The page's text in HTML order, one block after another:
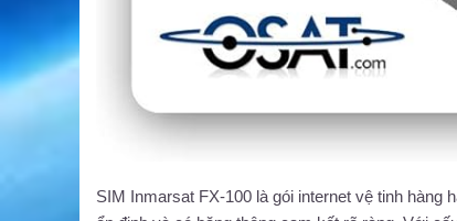
SIM Inmarsat FX-100 là gói internet vệ tinh hàng